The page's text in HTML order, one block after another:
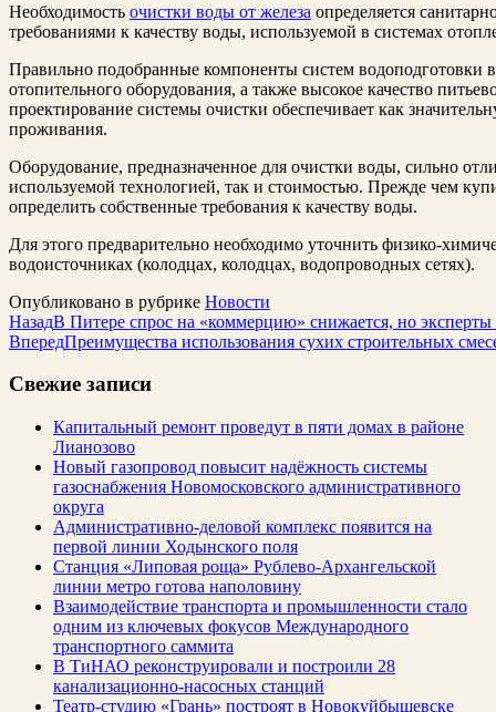
Необходимость очистки воды от железа определяется
требованиями к качеству воды, используемой в системах
Правильно подобранные компоненты систем водоподготовки
отопительного оборудования, а также высокое качество
проектирование системы очистки обеспечивает как
проживания.
Оборудование, предназначенное для очистки воды, сильно
используемой технологией, так и стоимостью. Прежде чем
определить собственные требования к качеству воды.
Для этого предварительно необходимо уточнить физико-
водоисточниках (колодцах, колодцах, водопроводных сетях).
Опубликовано в рубрике Новости
НазадВ Питере спрос на «коммерцию» снижается, но эксперты
ВпередПреимущества использования сухих строительных
Свежие записи
Капитальный ремонт проведут в пяти домах в районе
Лианозово
Новый газопровод повысит надёжность системы
газоснабжения Новомосковского административного
округа
Административно-деловой комплекс появится на
первой линии Ходынского поля
Станция «Липовая роща» Рублево-Архангельской
линии метро готова наполовину
Взаимодействие транспорта и промышленности стало
одним из ключевых фокусов Международного
транспортного саммита
В ТиНАО реконструировали и построили 28
канализационно-насосных станций
Театр-студию «Грань» построят в Новокуйбышевске